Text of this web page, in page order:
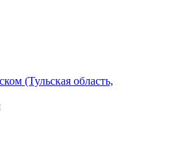
(Тульская область,